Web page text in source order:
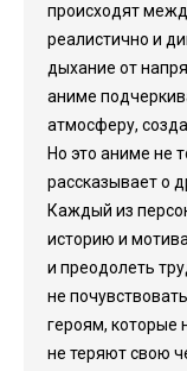
происходят
реалистично и
дыхание от
аниме
атмосферу,
Но это аниме не
рассказывает о
Каждый из
историю и
и преодолеть
не
героям, которые
не теряют свою